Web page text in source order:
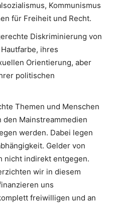
Kommunismus
für Freiheit und Recht.
Diskriminierung von
ihres
Orientierung, aber
politischen
Themen und Menschen
Mainstreammedien
werden. Dabei legen
Gelder von
nicht indirekt entgegen.
wir in diesem
uns
freiwilligen und an